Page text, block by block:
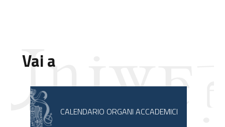
Vai a
CALENDARIO ORGANI ACCADEMICI